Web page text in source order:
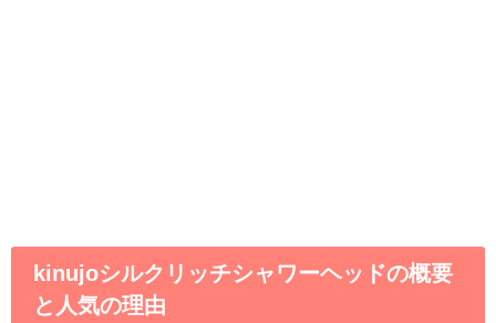
kinujoシルクリッチシャワーヘッドの概要
と人気の理由